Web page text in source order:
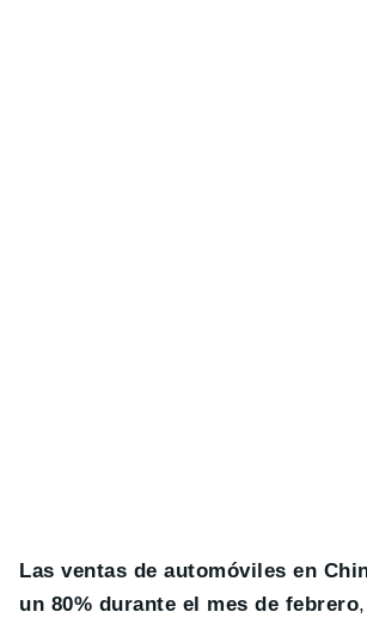
Las ventas de automóviles en
un 80% durante el mes de febrero